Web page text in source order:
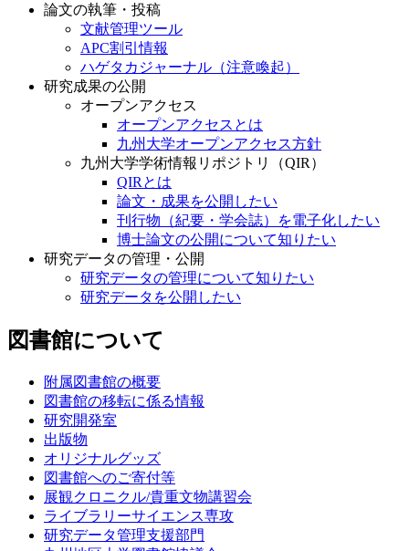
論文の執筆・投稿
文献管理ツール
APC割引情報
ハゲタカジャーナル（注意喚起）
研究成果の公開
オープンアクセス
オープンアクセスとは
九州大学オープンアクセス方針
九州大学学術情報リポジトリ（QIR）
QIRとは
論文・成果を公開したい
刊行物（紀要・学会誌）を電子化したい
博士論文の公開について知りたい
研究データの管理・公開
研究データの管理について知りたい
研究データを公開したい
図書館について
附属図書館の概要
図書館の移転に係る情報
研究開発室
出版物
オリジナルグッズ
図書館へのご寄付等
展観クロニクル/貴重文物講習会
ライブラリーサイエンス専攻
研究データ管理支援部門